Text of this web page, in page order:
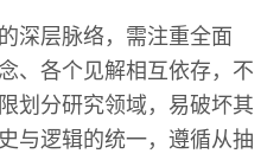
深层脉络，需注重全面
、各个见解相互依存，不
划分研究领域，易破坏其
与逻辑的统一，遵循从抽